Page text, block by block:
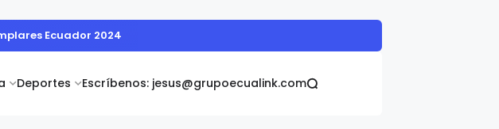
Deportes Escríbenos: jesus@grupoecualink.com
oportuna para proteger la salud del hígado